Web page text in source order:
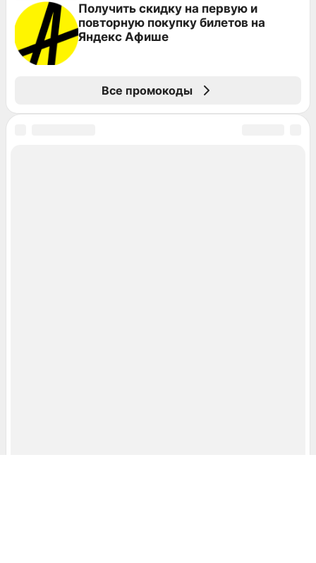
Получить скидку на первую и
повторную покупку билетов на
Яндекс Афише
Все промокоды